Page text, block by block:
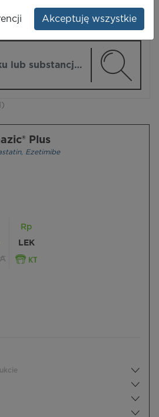
Plus
, Ezetimibe
Rp
LEK
Akceptuję wszystkie